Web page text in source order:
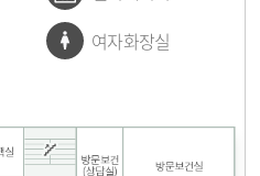
여자화장실